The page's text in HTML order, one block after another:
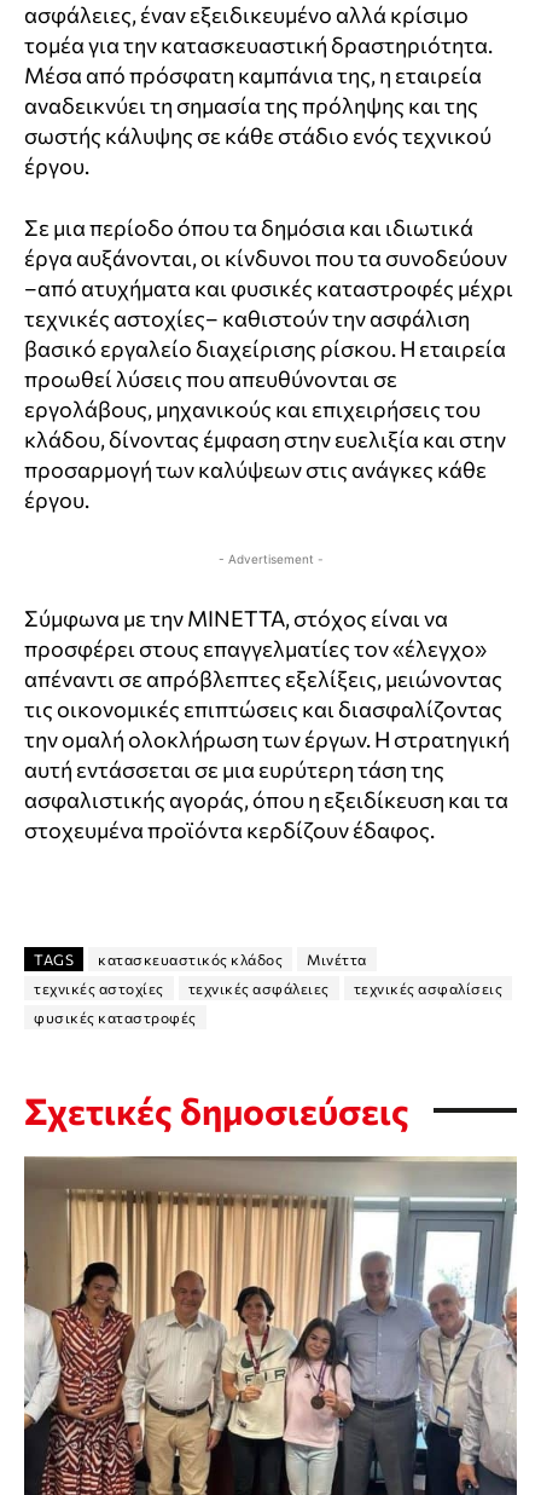
ασφάλειες, έναν εξειδικευμένο αλλά κρίσιμο
τομέα για την κατασκευαστική δραστηριότητα.
Μέσα από πρόσφατη καμπάνια της, η εταιρεία
αναδεικνύει τη σημασία της πρόληψης και της
σωστής κάλυψης σε κάθε στάδιο ενός τεχνικού
έργου.
Σε μια περίοδο όπου τα δημόσια και ιδιωτικά
έργα αυξάνονται, οι κίνδυνοι που τα συνοδεύουν
–από ατυχήματα και φυσικές καταστροφές μέχρι
τεχνικές αστοχίες– καθιστούν την ασφάλιση
βασικό εργαλείο διαχείρισης ρίσκου. Η εταιρεία
προωθεί λύσεις που απευθύνονται σε
εργολάβους, μηχανικούς και επιχειρήσεις του
κλάδου, δίνοντας έμφαση στην ευελιξία και στην
προσαρμογή των καλύψεων στις ανάγκες κάθε
έργου.
- Advertisement -
Σύμφωνα με την MINETTA, στόχος είναι να
προσφέρει στους επαγγελματίες τον «έλεγχο»
απέναντι σε απρόβλεπτες εξελίξεις, μειώνοντας
τις οικονομικές επιπτώσεις και διασφαλίζοντας
την ομαλή ολοκλήρωση των έργων. Η στρατηγική
αυτή εντάσσεται σε μια ευρύτερη τάση της
ασφαλιστικής αγοράς, όπου η εξειδίκευση και τα
στοχευμένα προϊόντα κερδίζουν έδαφος.
TAGS κατασκευαστικός κλάδος
Μινέττα
τεχνικές αστοχίες
τεχνικές ασφάλειες
τεχνικές ασφαλίσεις
φυσικές καταστροφές
Σχετικές δημοσιεύσεις